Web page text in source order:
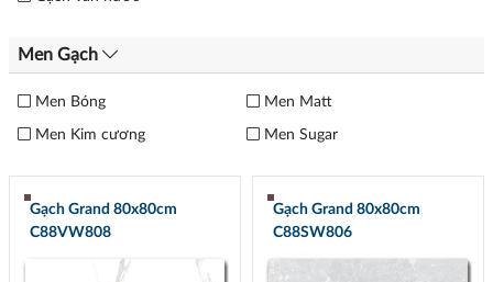
Men Gạch
Men Bóng Men Matt
Men Kim cương Men Sugar
Gạch Grand 80x80cm
C88VW808
Gạch Grand 80x80cm
C88SW806